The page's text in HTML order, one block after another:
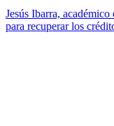
Jesús Ibarra,
para recuperar los